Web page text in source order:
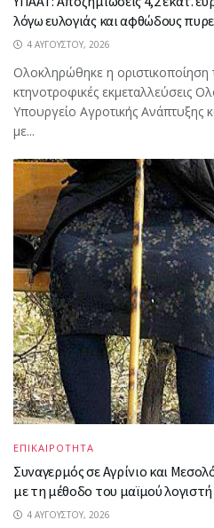
λόγω ευλογιάς και αφθώδους
4 ΑΥΓΟΎΣΤΟΥ, 2026
Ολοκληρώθηκε η οριστικοποίηση
κτηνοτροφικές εκμεταλλεύσεις
Υπουργείο Αγροτικής Ανάπτυξης
με...
ΕΠΙΚΑΙΡΟΤΗΤΑ
Συναγερμός σε Αγρίνιο και
με τη μέθοδο του μαϊμού
4 ΑΥΓΟΎΣΤΟΥ, 2026